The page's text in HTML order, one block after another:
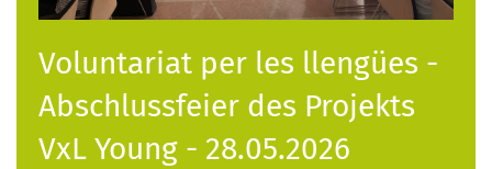
Voluntariat per les llengües -
Abschlussfeier des Projekts
VxL Young - 28.05.2026